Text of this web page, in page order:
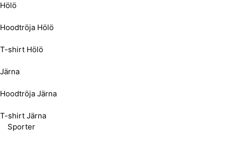
Hölö
Hoodtröja Hölö
T-shirt Hölö
Järna
Hoodtröja Järna
T-shirt Järna
Sporter